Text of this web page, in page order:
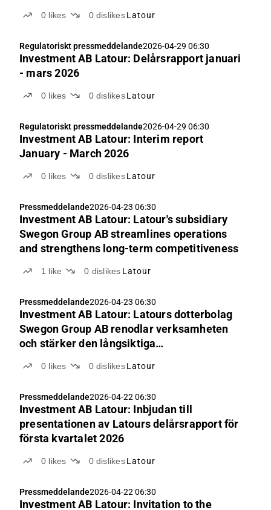
0 likes 0 dislikes Latour
Regulatoriskt pressmeddelande2026-04-29 06:30
Investment AB Latour: Delårsrapport januari
- mars 2026
0 likes 0 dislikes Latour
Regulatoriskt pressmeddelande2026-04-29 06:30
Investment AB Latour: Interim report
January - March 2026
0 likes 0 dislikes Latour
Pressmeddelande2026-04-23 06:30
Investment AB Latour: Latour's subsidiary
Swegon Group AB streamlines operations
and strengthens long-term competitiveness
1 like 0 dislikes Latour
Pressmeddelande2026-04-23 06:30
Investment AB Latour: Latours dotterbolag
Swegon Group AB renodlar verksamheten
och stärker den långsiktiga
0 likes 0 dislikes Latour
Pressmeddelande2026-04-22 06:30
Investment AB Latour: Inbjudan till
presentationen av Latours delårsrapport för
första kvartalet 2026
0 likes 0 dislikes Latour
Pressmeddelande2026-04-22 06:30
Investment AB Latour: Invitation to the